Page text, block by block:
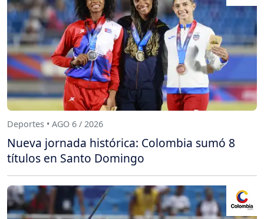
Deportes • AGO 6 / 2026
Nueva jornada histórica: Colombia sumó 8
títulos en Santo Domingo